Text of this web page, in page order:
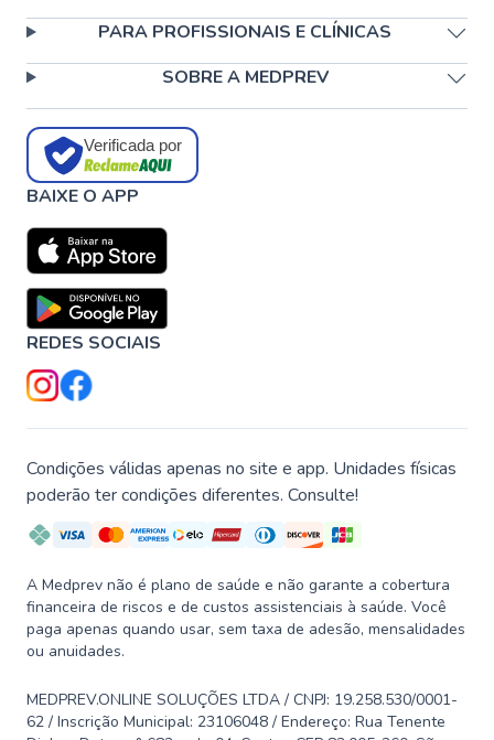
PARA PROFISSIONAIS E CLÍNICAS
SOBRE A MEDPREV
Verificada por
BAIXE O APP
REDES SOCIAIS
Condições válidas apenas no site e app. Unidades físicas
poderão ter condições diferentes. Consulte!
A Medprev não é plano de saúde e não garante a cobertura
financeira de riscos e de custos assistenciais à saúde. Você
paga apenas quando usar, sem taxa de adesão, mensalidades
ou anuidades.
MEDPREV.ONLINE SOLUÇÕES LTDA / CNPJ: 19.258.530/0001-
62 / Inscrição Municipal: 23106048 / Endereço: Rua Tenente